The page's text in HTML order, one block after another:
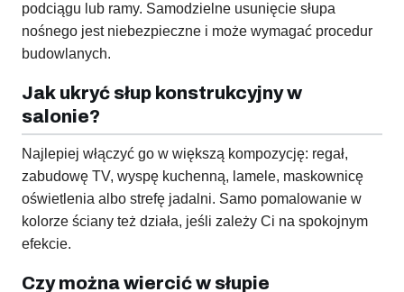
podciągu lub ramy. Samodzielne usunięcie słupa
nośnego jest niebezpieczne i może wymagać procedur
budowlanych.
Jak ukryć słup konstrukcyjny w
salonie?
Najlepiej włączyć go w większą kompozycję: regał,
zabudowę TV, wyspę kuchenną, lamele, maskownicę
oświetlenia albo strefę jadalni. Samo pomalowanie w
kolorze ściany też działa, jeśli zależy Ci na spokojnym
efekcie.
Czy można wiercić w słupie